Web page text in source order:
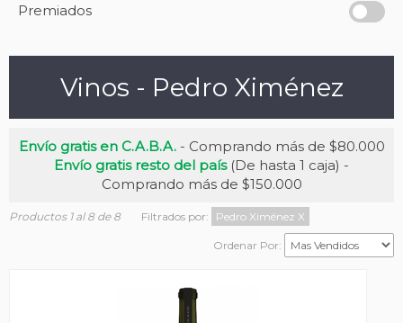
Premiados
Vinos - Pedro Ximénez
Envío gratis en C.A.B.A.- Comprando más de $80.000
Envío gratis resto del país(De hasta 1 caja) -
Comprando más de $150.000
Productos 1 al 8 de 8 Filtrados por: Pedro Ximénez X
Ordenar Por: